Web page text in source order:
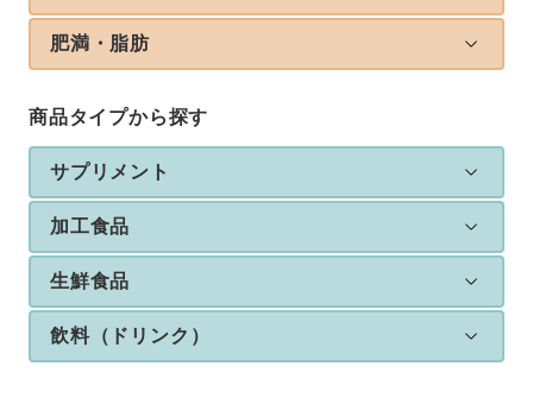
肥満・脂肪
商品タイプから探す
サプリメント
加工食品
生鮮食品
飲料（ドリンク）